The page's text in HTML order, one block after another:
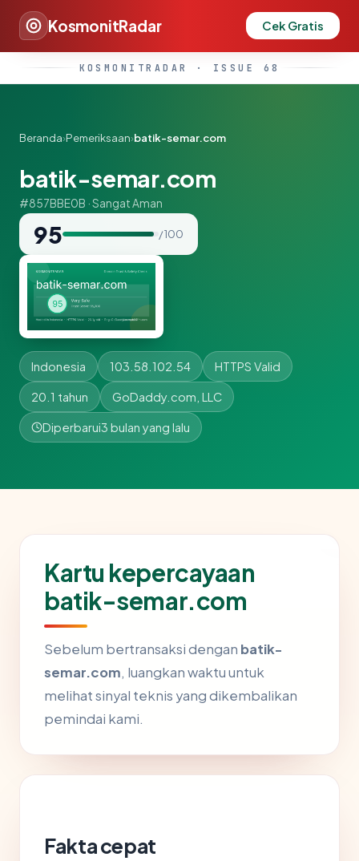
KosmonitRadar Cek Gratis
KOSMONITRADAR · ISSUE 68
Beranda›Pemeriksaan›batik-semar.com
batik-semar.com
#857BBE0B · Sangat Aman
95 / 100
Indonesia 103.58.102.54 HTTPS Valid
20.1 tahun GoDaddy.com, LLC
Diperbarui3 bulan yang lalu
Kartu kepercayaan
batik-semar.com
Sebelum bertransaksi dengan batik-
semar.com, luangkan waktu untuk
melihat sinyal teknis yang dikembalikan
pemindai kami.
Fakta cepat